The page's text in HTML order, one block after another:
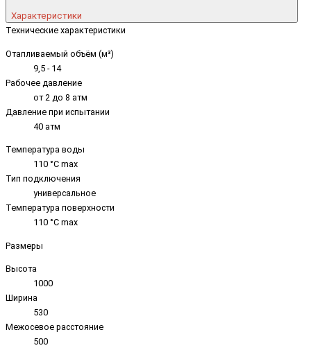
Характеристики
Технические характеристики
Отапливаемый объём (м³)
9,5 - 14
Рабочее давление
от 2 до 8 атм
Давление при испытании
40 атм
Температура воды
110 °C max
Тип подключения
универсальное
Температура поверхности
110 °C max
Размеры
Высота
1000
Ширина
530
Межосевое расстояние
500